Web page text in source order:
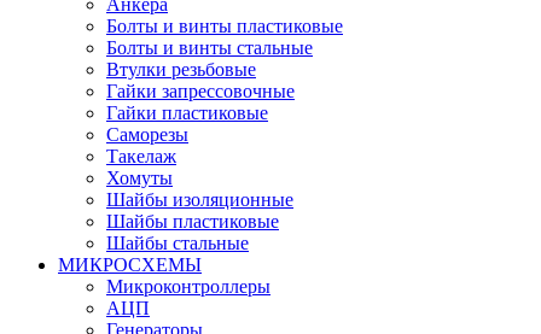
Болты и винты пластиковые
Болты и винты стальные
Втулки резьбовые
Гайки запрессовочные
Гайки пластиковые
Саморезы
Такелаж
Хомуты
Шайбы изоляционные
Шайбы пластиковые
Шайбы стальные
МИКРОСХЕМЫ
Микроконтроллеры
АЦП
Генераторы